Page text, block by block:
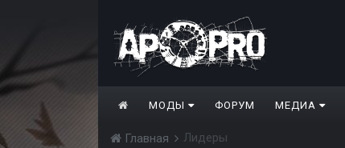
МОДЫ ФОРУМ МЕДИА
Главная Лидеры